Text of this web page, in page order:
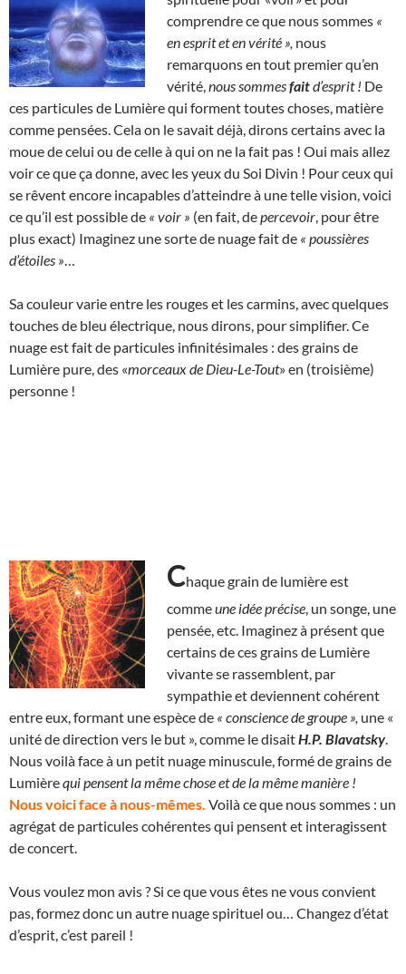
comprendre ce que nous sommes «
en esprit et en vérité », nous
remarquons en tout premier qu’en
vérité, nous sommesfaitd’esprit ! De
ces particules de Lumière qui forment toutes choses, matière
comme pensées. Cela on le savait déjà, dirons certains avec la
moue de celui ou de celle à qui on ne la fait pas ! Oui mais allez
voir ce que ça donne, avec les yeux du Soi Divin ! Pour ceux qui
se rêvent encore incapables d’atteindre à une telle vision, voici
ce qu’il est possible de « voir » (en fait, depercevoir , pour être
plus exact) Imaginez une sorte de nuage fait de « poussières
d’étoiles »
Sa couleur varie entre les rouges et les carmins, avec quelques
touches de bleu électrique, nous dirons, pour simplifier. Ce
nuage est fait de particules infinitésimales : des grains de
Lumière pure, des «morceaux de Dieu-Le-Tout» en (troisième)
personne !
Chaque grain de lumière est
commeune idée précise , un songe, une
pensée, etc. Imaginez à présent que
certains de ces grains de Lumière
vivante se rassemblent, par
sympathie et deviennent cohérent
entre eux, formant une espèce de « conscience de groupe », une «
unité de direction vers le but », comme le disaitH.P. Blavatsky.
Nous voilà face à un petit nuage minuscule, formé de grains de
Lumièrequi pensent la même chose et de la même manière !
Nous voici face à nous-mêmes. Voilà ce que nous sommes : un
agrégat de particules cohérentes qui pensent et interagissent
de concert.
Vous voulez mon avis ? Si ce que vous êtes ne vous convient
pas, formez donc un autre nuage spirituel ou… Changez d’état
d’esprit, c’est pareil !